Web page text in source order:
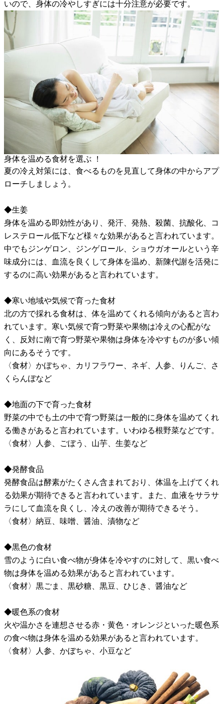
いので、身体の冷やしすぎには十分注意が必要です。
身体を温める食材を選ぶ ！
夏の冷え対策には、食べるものを見直して身体の中からアプ
ローチしましょう。
◆生姜
身体を温める即効性があり、発汗、発熱、殺菌、抗酸化、コ
レステロール低下など様々な効果があると言われています。
中でもジンゲロン、ジンゲロール、ショウガオールという辛
味成分には、血流を良くして身体を温め、新陳代謝を活発に
するのに高い効果があると言われています。
◆寒い地域や気候で育った食材
北の方で採れる食材は、体を温めてくれる傾向があると言わ
れています。寒い気候で育つ野菜や果物は冷えの心配がな
く、反対に南で育つ野菜や果物は身体を冷やすものが多い傾
向にあるそうです。
〈食材〉かぼちゃ、カリフラワー、ネギ、人参、りんご、さ
くらんぼなど
◆地面の下で育った食材
野菜の中でも土の中で育つ野菜は一般的に身体を温めてくれ
る働きがあると言われています。いわゆる根野菜などです。
〈食材〉人参、ごぼう、山芋、生姜など
◆発酵食品
発酵食品は酵素がたくさん含まれており、体温を上げてくれ
る効果が期待できると言われています。また、血液をサラサ
ラにして血流を良くし、冷えの改善が期待できるそう。
〈食材〉納豆、味噌、醤油、漬物など
◆黒色の食材
雪のように白い食べ物が身体を冷やすのに対して、黒い食べ
物は身体を温める効果があると言われています。
〈食材〉黒ごま、黒砂糖、黒豆、ひじき、醤油など
◆暖色系の食材
火や温かさを連想させる赤・黄色・オレンジといった暖色系
の食べ物は身体を温める効果があると言われています。
〈食材〉人参、かぼちゃ、小豆など